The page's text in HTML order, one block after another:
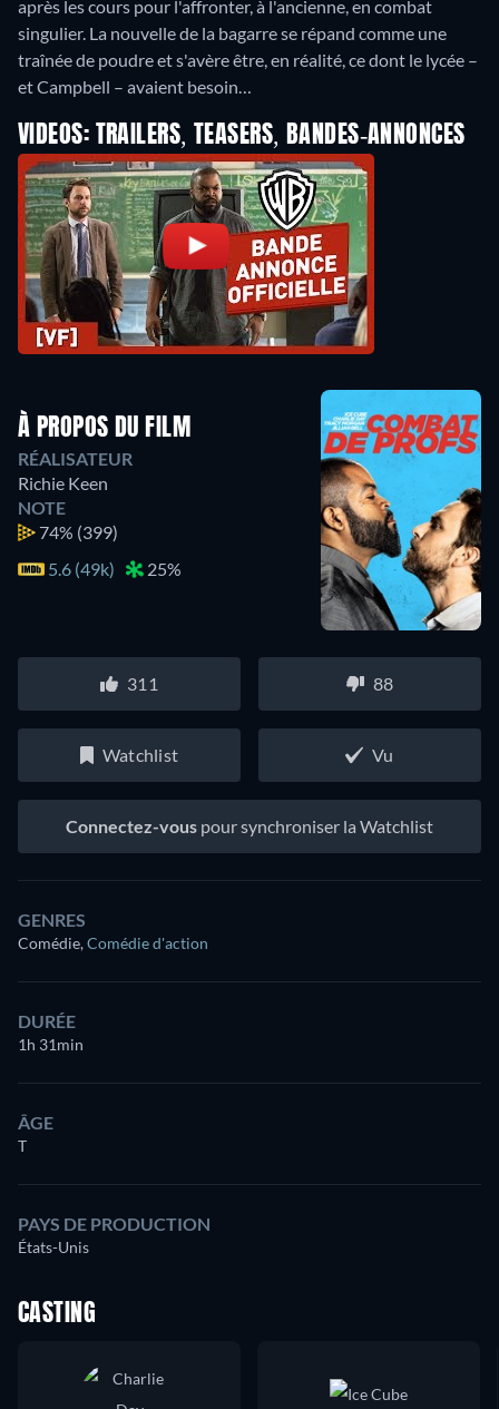
après les cours pour l'affronter, à l'ancienne, en combat
singulier. La nouvelle de la bagarre se répand comme une
traînée de poudre et s'avère être, en réalité, ce dont le lycée –
et Campbell – avaient besoin…
VIDEOS: TRAILERS, TEASERS, BANDES-ANNONCES
À PROPOS DU FILM
RÉALISATEUR
Richie Keen
NOTE
74% (399)
5.6 (49k)
25%
311 88
Watchlist Vu
Connectez-vous pour synchroniser la Watchlist
GENRES
Comédie,Comédie d'action
DURÉE
1h 31min
ÂGE
T
PAYS DE PRODUCTION
États-Unis
CASTING